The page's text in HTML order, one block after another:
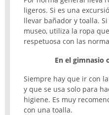
ligeros. Si es una
llevar bañador y toalla.
museo, utiliza la ropa
respetuosa con las
En el gimnasio
Siempre hay que ir con
y que se usa solo para
higiene. Es muy
con una toalla.